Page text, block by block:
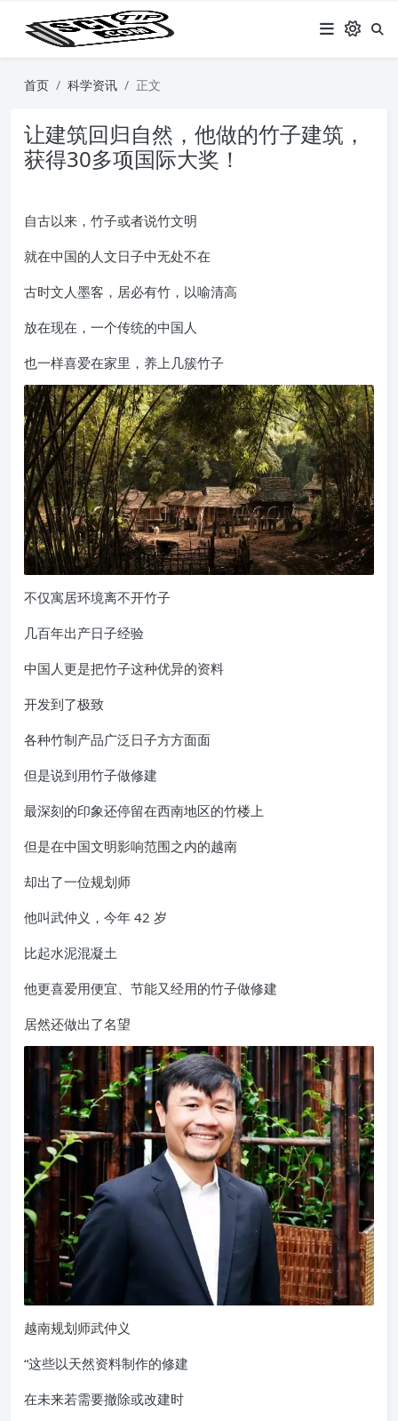
首页 科学资讯 正文
让建筑回归自然，他做的竹子建筑，
获得30多项国际大奖！
自古以来，竹子或者说竹文明
就在中国的人文日子中无处不在
古时文人墨客，居必有竹，以喻清高
放在现在，一个传统的中国人
也一样喜爱在家里，养上几簇竹子
不仅寓居环境离不开竹子
几百年出产日子经验
中国人更是把竹子这种优异的资料
开发到了极致
各种竹制产品广泛日子方方面面
但是说到用竹子做修建
最深刻的印象还停留在西南地区的竹楼上
但是在中国文明影响范围之内的越南
却出了一位规划师
他叫武仲义，今年 42 岁
比起水泥混凝土
他更喜爱用便宜、节能又经用的竹子做修建
居然还做出了名望
越南规划师武仲义
“这些以天然资料制作的修建
在未来若需要撤除或改建时